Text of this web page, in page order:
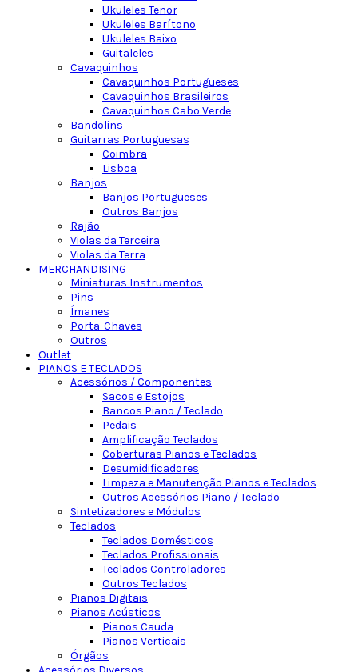
Ukuleles Tenor
Ukuleles Barítono
Ukuleles Baixo
Guitaleles
Cavaquinhos
Cavaquinhos Portugueses
Cavaquinhos Brasileiros
Cavaquinhos Cabo Verde
Bandolins
Guitarras Portuguesas
Coimbra
Lisboa
Banjos
Banjos Portugueses
Outros Banjos
Rajão
Violas da Terceira
Violas da Terra
MERCHANDISING
Miniaturas Instrumentos
Pins
Ímanes
Porta-Chaves
Outros
Outlet
PIANOS E TECLADOS
Acessórios / Componentes
Sacos e Estojos
Bancos Piano / Teclado
Pedais
Amplificação Teclados
Coberturas Pianos e Teclados
Desumidificadores
Limpeza e Manutenção Pianos e Teclados
Outros Acessórios Piano / Teclado
Sintetizadores e Módulos
Teclados
Teclados Domésticos
Teclados Profissionais
Teclados Controladores
Outros Teclados
Pianos Digitais
Pianos Acústicos
Pianos Cauda
Pianos Verticais
Órgãos